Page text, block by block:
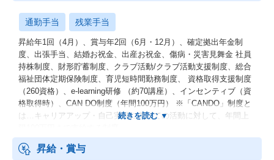
通勤手当 残業手当
昇給年1回（4月）、賞与年2回（6月・12月）、確定拠出年金制
度、出張手当、結婚お祝金、出産お祝金、傷病・災害見舞金 社員
持株制度、財形貯蓄制度、クラブ活動/クラブ活動支援制度、総合
福祉団体定期保険制度、育児短時間勤務制度、 資格取得支援制度
（260資格）、e-learning研修 （約70講座）、インセンティブ（資
格取得時）、CAN DO制度（年間100万円） ※「CANDO」制度と
は…キャリアアップ・自己実現に向けての活動に対して、年間上
昇給・賞与